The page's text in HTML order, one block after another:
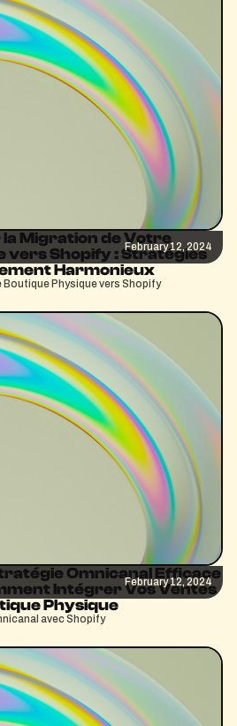
February 12, 2024
Migration de Votre
vers Shopify : Stratégies
Harmonieux
Physique vers Shopify
February 12, 2024
Omnicanal Efficace
Intégrer Vos Ventes
Physique
avec Shopify